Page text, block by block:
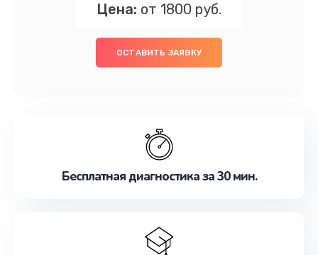
Цена: от 1800 руб.
ОСТАВИТЬ ЗАЯВКУ
Бесплатная диагностика за 30 мин.